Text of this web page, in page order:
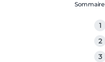
Sommaire